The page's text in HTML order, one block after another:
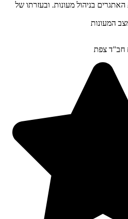
בניהול מעונות. ובעזרתו של
המעונות
חב"ד צפת